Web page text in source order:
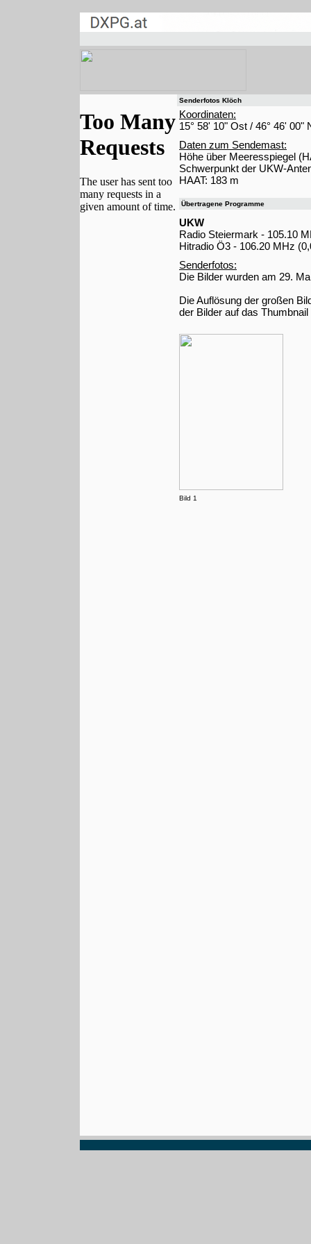
Senderfotos Klöch
Koordinaten:
15° 58' 10" Ost / 46° 46' 00"
Daten zum Sendemast:
Höhe über Meeresspiegel
Schwerpunkt der UKW-
HAAT: 183 m
Übertragene Programme
UKW
Radio Steiermark - 105.10
Hitradio Ö3 - 106.20 MHz
Senderfotos:
Die Bilder wurden am 29.
Die Auflösung der großen
der Bilder auf das
Bild 1